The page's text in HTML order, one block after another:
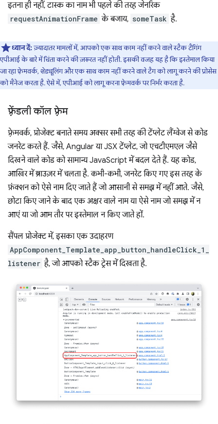
इतना ही नहीं, टास्क का नाम भी पहले की तरह जेनरिक
requestAnimationFrame के बजाय, someTask है.
ध्यान दें:ज़्यादातर मामलों में, आपको एक साथ काम नहीं करने वाले स्टैक टैगिंग
एपीआई के बारे में चिंता करने की ज़रूरत नहीं होती. इसकी वजह यह है कि इस्तेमाल किया
जा रहा फ़्रेमवर्क, शेड्यूलिंग और एक साथ काम नहीं करने वाले टैग को लागू करने की प्रोसेस
को मैनेज करता है. ऐसे में, एपीआई को लागू करना फ़्रेमवर्क पर निर्भर करता है.
फ़्रेंडली कॉल फ़्रेम
फ़्रेमवर्क, प्रोजेक्ट बनाते समय अक्सर सभी तरह की टेंप्लेट लैंग्वेज से कोड
जनरेट करते हैं. जैसे, Angular या JSX टेंप्लेट, जो एचटीएमएल जैसे
दिखने वाले कोड को सामान्य JavaScript में बदल देते हैं. यह कोड,
आखिर में ब्राउज़र में चलता है. कभी-कभी, जनरेट किए गए इस तरह के
फ़ंक्शन को ऐसे नाम दिए जाते हैं जो आसानी से समझ में नहीं आते. जैसे,
छोटा किए जाने के बाद एक अक्षर वाले नाम या ऐसे नाम जो समझ में न
आएं या जो आम तौर पर इस्तेमाल न किए जाते हों.
सैंपल प्रोजेक्ट में, इसका एक उदाहरण
AppComponent_Template_app_button_handleClick_1_
listener है, जो आपको स्टैक ट्रेस में दिखता है.